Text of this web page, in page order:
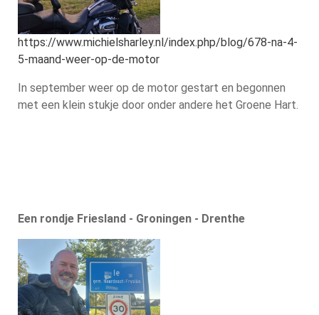
https://www.michielsharley.nl/index.php/blog/678-na-4-
5-maand-weer-op-de-motor
In september weer op de motor gestart en begonnen
met een klein stukje door onder andere het Groene Hart.
Een rondje Friesland - Groningen - Drenthe